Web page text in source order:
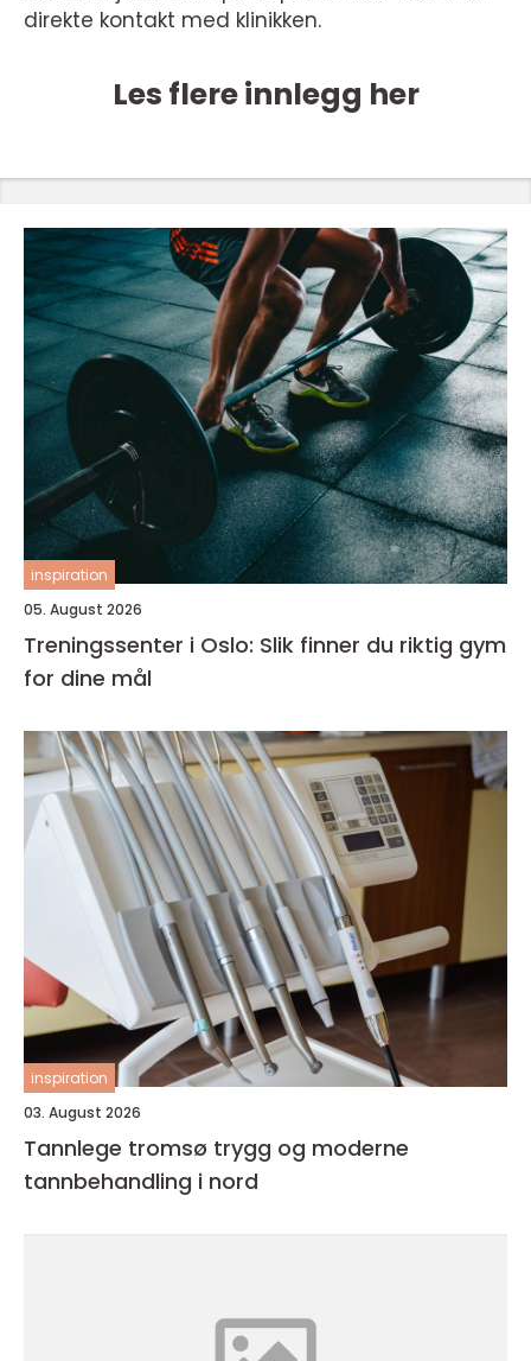
direkte kontakt med klinikken.
Les flere innlegg her
inspiration
05. August 2026
Treningssenter i Oslo: Slik finner du riktig gym
for dine mål
inspiration
03. August 2026
Tannlege tromsø trygg og moderne
tannbehandling i nord